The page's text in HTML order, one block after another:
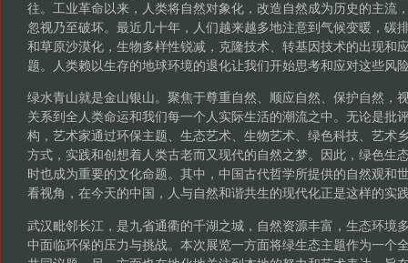
往。工业革命以来，人类将自然对象化，改造自然成为历史的主流
忽视乃至破坏。最近几十年，人们越来越多地注意到气候变暖，碳
和草原沙漠化，生物多样性锐减，克隆技术、转基因技术的出现和
题。人类赖以生存的地球环境的退化让我们开始思考和应对这些风
绿水青山就是金山银山。聚焦于尊重自然、顺应自然、保护自然，
关系到全人类命运和我们每一个人实际生活的潮流之中。无论是批
构，艺术家通过环保主题、生态艺术、生物艺术、绿色科技、艺术
方式，实践和创想着人类古老而又现代的自然之梦。因此，绿色生
时也成为重要的文化命题。其中，中国古代哲学所提供的自然观和
看视角，在今天的中国，人与自然和谐共生的现代化正是这样的实
武汉毗邻长江，是九省通衢的千湖之城，自然资源丰富，生态环境
中面临环保的压力与挑战。本次展览一方面将绿生态主题作为一个